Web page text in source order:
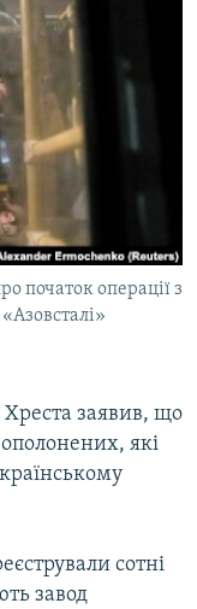
початок операції з
заявив, що
які
сотні
завод